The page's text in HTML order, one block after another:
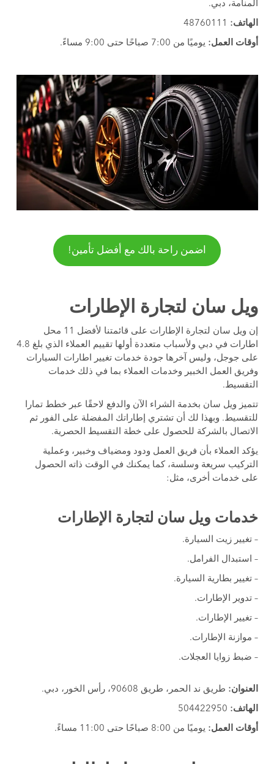
المنامة، دبي.
الهاتف:
أوقات العمل: يوميًا من 7:00 صباحًا حتى 9:00 مساءً.
اضمن راحة بالك مع أفضل تأمين!
ويل سان لتجارة الإطارات
إن ويل سان لتجارة الإطارات على قائمتنا لأفضل 11 محل
اطارات في دبي ولأسباب متعددة أولها تقييم العملاء الذي بلغ 4.8
على جوجل، وليس آخرها جودة خدمات تغيير اطارات السيارات
وفريق العمل الخبير وخدمات العملاء بما في ذلك خدمات
التقسيط.
تتميز ويل سان بخدمة الشراء الآن والدفع لاحقًا عبر خطط تمارا
للتقسيط. وبهذا لك أن تشتري إطاراتك المفضلة على الفور ثم
الاتصال بالشركة للحصول على خطة التقسيط الحصرية.
يؤكد العملاء بأن فريق العمل ودود ومضياف وخبير، وعملية
التركيب سريعة وسلسة، كما يمكنك في الوقت ذاته الحصول
على خدمات أخرى، مثل:
خدمات ويل سان لتجارة الإطارات
– تغيير زيت السيارة.
– استبدال الفرامل.
– تغيير بطارية السيارة.
– تدوير الإطارات.
– تغيير الإطارات.
– موازنة الإطارات.
– ضبط زوايا العجلات.
العنوان: طريق ند الحمر، طريق 90608، رأس الخور، دبي.
الهاتف:
أوقات العمل: يوميًا من 8:00 صباحًا حتى 11:00 مساءً.